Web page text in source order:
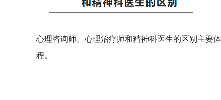
心理咨询师、心理治疗师和精神科医生的区别主要
程。